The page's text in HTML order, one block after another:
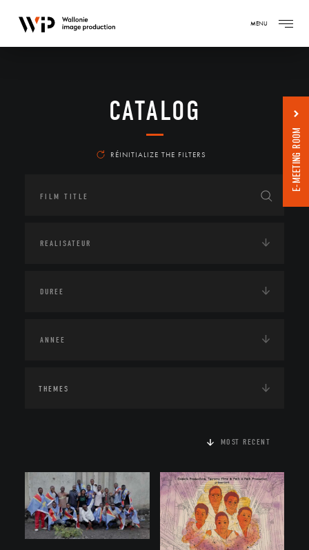
MENU
CATALOG
RÉINITIALIZE THE FILTERS
THEMES
MOST RECENT
E-MEETING ROOM